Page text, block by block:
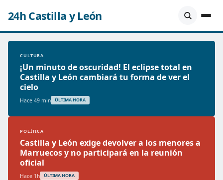
24h Castilla y León
CULTURA
¡Un minuto de oscuridad! El eclipse total en
Castilla y León cambiará tu forma de ver el
cielo
Hace 49 min ÚLTIMA HORA
POLÍTICA
Castilla y León exige devolver a los menores a
Marruecos y no participará en la reunión
oficial
Hace 1h ÚLTIMA HORA